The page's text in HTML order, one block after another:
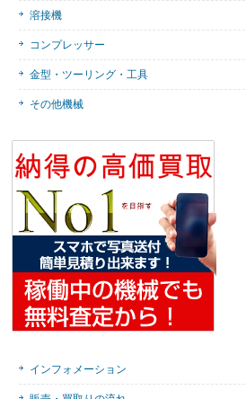
溶接機
コンプレッサー
金型・ツーリング・工具
その他機械
インフォメーション